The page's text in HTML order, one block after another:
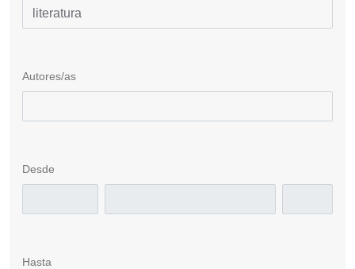
Autores/as
Desde
Hasta